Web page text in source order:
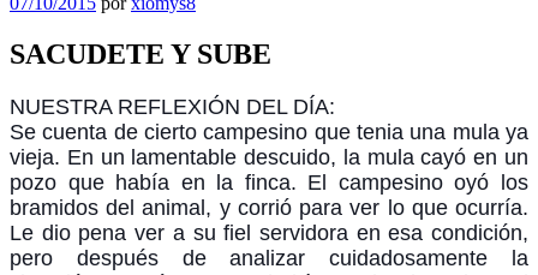
SACUDETE Y SUBE
NUESTRA REFLEXIÓN DEL DÍA:
Se cuenta de cierto campesino que tenia una mula ya
vieja. En un lamentable descuido, la mula cayó en un
pozo que había en la finca. El campesino oyó los
bramidos del animal, y corrió para ver lo que ocurría.
Le dio pena ver a su fiel servidora en esa condición,
pero después de analizar cuidadosamente la